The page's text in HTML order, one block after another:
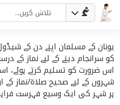
یونان کے مسلمان اپنے دن کے
کو سرانجام دینے کے لیے نماز کے
اس ضرورت کو تسلیم کرتے ہوئے،
شہروں کے لیے صحیح صلاۃ/نماز
ہر شہر کی ایک وسیع فہرست